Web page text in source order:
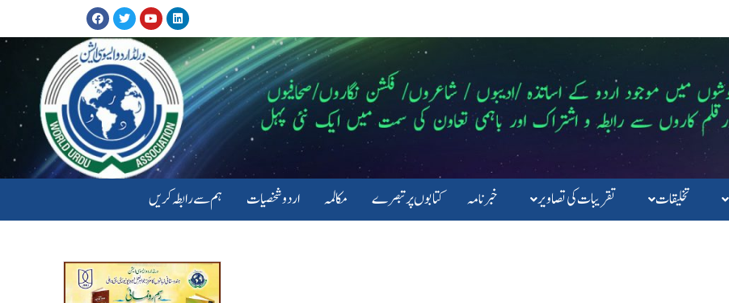
تخلیقات تقریبات کی تصاویر خبرنامہ کتابوں پرتبصرے مکالمہ اردو شخصیات ہم سے رابطہ کریں